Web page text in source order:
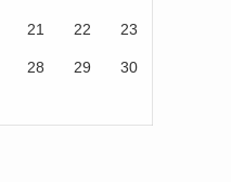
21 22 23
28 29 30